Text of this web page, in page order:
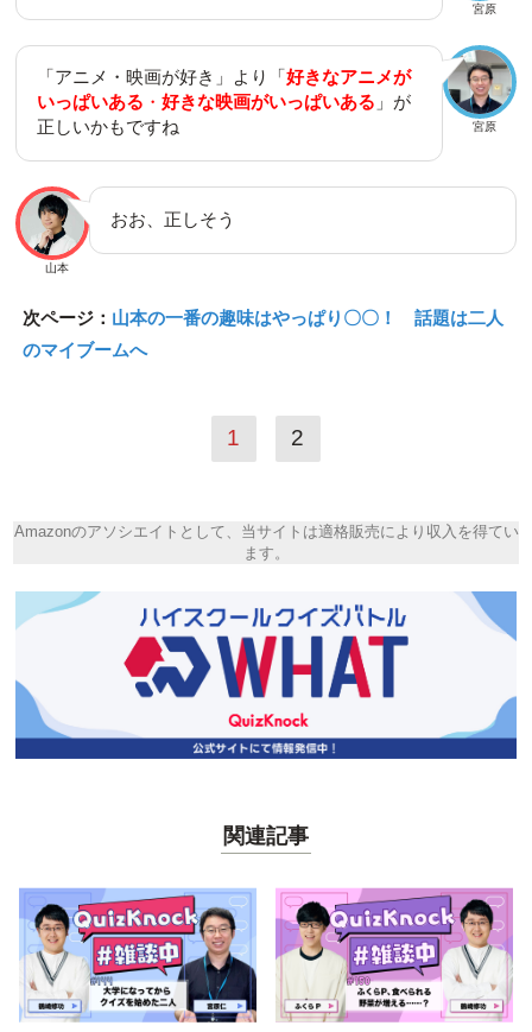
宮原
宮原
「アニメ・映画が好き」より「好きなアニメが
いっぱいある ・ 好きな映画がいっぱいある 」が
正しいかもですね
山本
おお、正しそう
次ページ： 山本の一番の趣味はやっぱり〇〇！ 話題は二人
のマイブームへ
1 2
Amazonのアソシエイトとして、当サイトは適格販売により収入を得てい
ます。
関連記事